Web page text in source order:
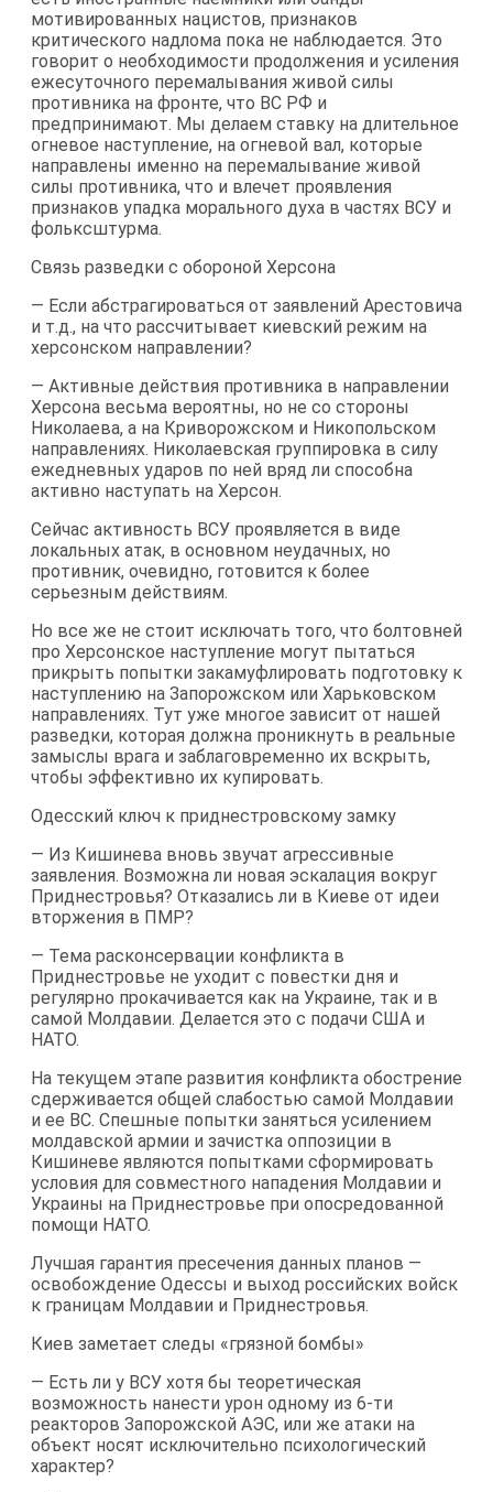
мотивированных нацистов, признаков
критического надлома пока не наблюдается. Это
говорит о необходимости продолжения и усиления
ежесуточного перемалывания живой силы
противника на фронте, что ВС РФ и
предпринимают. Мы делаем ставку на длительное
огневое наступление, на огневой вал, которые
направлены именно на перемалывание живой
силы противника, что и влечет проявления
признаков упадка морального духа в частях ВСУ и
фольксштурма.
Связь разведки с обороной Херсона
— Если абстрагироваться от заявлений Арестовича
и т.д., на что рассчитывает киевский режим на
херсонском направлении?
— Активные действия противника в направлении
Херсона весьма вероятны, но не со стороны
Николаева, а на Криворожском и Никопольском
направлениях. Николаевская группировка в силу
ежедневных ударов по ней вряд ли способна
активно наступать на Херсон.
Сейчас активность ВСУ проявляется в виде
локальных атак, в основном неудачных, но
противник, очевидно, готовится к более
серьезным действиям.
Но все же не стоит исключать того, что болтовней
про Херсонское наступление могут пытаться
прикрыть попытки закамуфлировать подготовку к
наступлению на Запорожском или Харьковском
направлениях. Тут уже многое зависит от нашей
разведки, которая должна проникнуть в реальные
замыслы врага и заблаговременно их вскрыть,
чтобы эффективно их купировать.
Одесский ключ к приднестровскому замку
— Из Кишинева вновь звучат агрессивные
заявления. Возможна ли новая эскалация вокруг
Приднестровья? Отказались ли в Киеве от идеи
вторжения в ПМР?
— Тема расконсервации конфликта в
Приднестровье не уходит с повестки дня и
регулярно прокачивается как на Украине, так и в
самой Молдавии. Делается это с подачи США и
НАТО.
На текущем этапе развития конфликта обострение
сдерживается общей слабостью самой Молдавии
и ее ВС. Спешные попытки заняться усилением
молдавской армии и зачистка оппозиции в
Кишиневе являются попытками сформировать
условия для совместного нападения Молдавии и
Украины на Приднестровье при опосредованной
помощи НАТО.
Лучшая гарантия пресечения данных планов —
освобождение Одессы и выход российских войск
к границам Молдавии и Приднестровья.
Киев заметает следы «грязной бомбы»
— Есть ли у ВСУ хотя бы теоретическая
возможность нанести урон одному из 6-ти
реакторов Запорожской АЭС, или же атаки на
объект носят исключительно психологический
характер?